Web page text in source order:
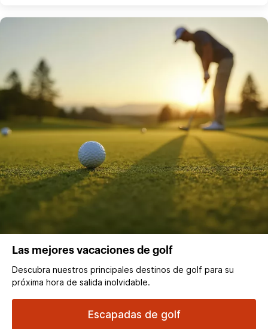
Las mejores vacaciones de golf
Descubra nuestros principales destinos de golf para su
próxima hora de salida inolvidable.
Escapadas de golf